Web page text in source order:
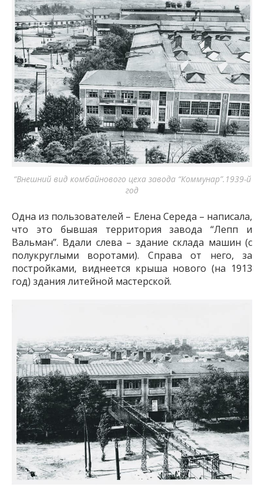
“Внешний вид комбайнового цеха завода “Коммунар”.1939-й
год
Одна из пользователей – Елена Середа – написала,
что это бывшая территория завода “Лепп и
Вальман”. Вдали слева – здание склада машин (с
полукруглыми воротами). Справа от него, за
постройками, виднеется крыша нового (на 1913
год) здания литейной мастерской.